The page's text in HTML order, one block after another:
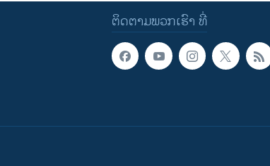
ຕິດຕາມພວກເຮົາ ທີ່